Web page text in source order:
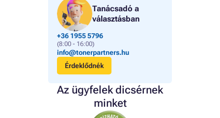
Tanácsadó a
választásban
+36 1955 5796
(8:00 - 16:00)
info@tonerpartners.hu
Érdeklődnék
Az ügyfelek dicsérnek
minket